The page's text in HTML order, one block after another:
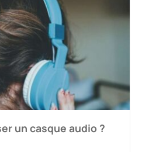
un casque audio ?